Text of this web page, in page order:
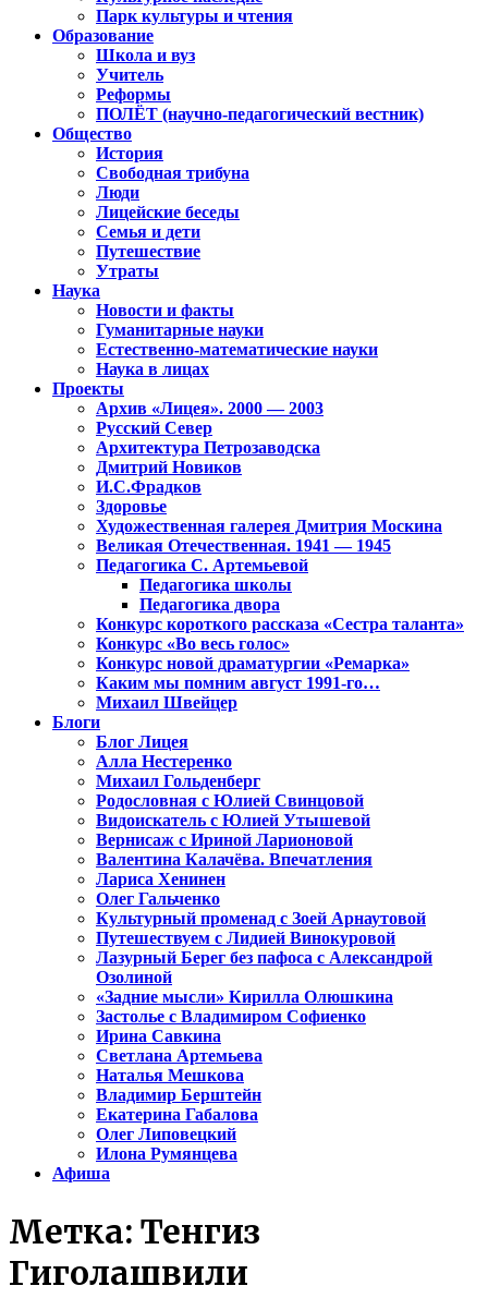
Парк культуры и чтения
Образование
Школа и вуз
Учитель
Реформы
ПОЛЁТ (научно-педагогический вестник)
Общество
История
Свободная трибуна
Люди
Лицейские беседы
Семья и дети
Путешествие
Утраты
Наука
Новости и факты
Гуманитарные науки
Естественно-математические науки
Наука в лицах
Проекты
Архив «Лицея». 2000 — 2003
Русский Север
Архитектура Петрозаводска
Дмитрий Новиков
И.С.Фрадков
Здоровье
Художественная галерея Дмитрия Москина
Великая Отечественная. 1941 — 1945
Педагогика С. Артемьевой
Педагогика школы
Педагогика двора
Конкурс короткого рассказа «Сестра таланта»
Конкурс «Во весь голос»
Конкурс новой драматургии «Ремарка»
Каким мы помним август 1991-го…
Михаил Швейцер
Блоги
Блог Лицея
Алла Нестеренко
Михаил Гольденберг
Родословная с Юлией Свинцовой
Видоискатель с Юлией Утышевой
Вернисаж с Ириной Ларионовой
Валентина Калачёва. Впечатления
Лариса Хенинен
Олег Гальченко
Культурный променад с Зоей Арнаутовой
Путешествуем с Лидией Винокуровой
Лазурный Берег без пафоса с Александрой
Озолиной
«Задние мысли» Кирилла Олюшкина
Застолье с Владимиром Софиенко
Ирина Савкина
Светлана Артемьева
Наталья Мешкова
Владимир Берштейн
Екатерина Габалова
Олег Липовецкий
Илона Румянцева
Афиша
Метка: Тенгиз
Гиголашвили